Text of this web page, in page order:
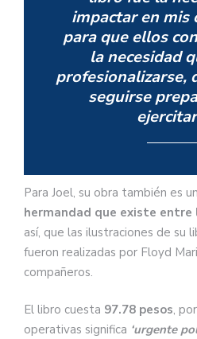
impactar en mis
para que ellos
la necesidad
profesionalizarse,
seguirse
Para Joel, su obra también es
hermandad que existe entre
así, que las ilustraciones de su
fueron realizadas por Floyd
compañeros.
El libro cuesta 97.78 pesos,
operativas significa ‘urgente